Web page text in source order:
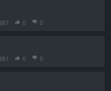
0 0
0 0